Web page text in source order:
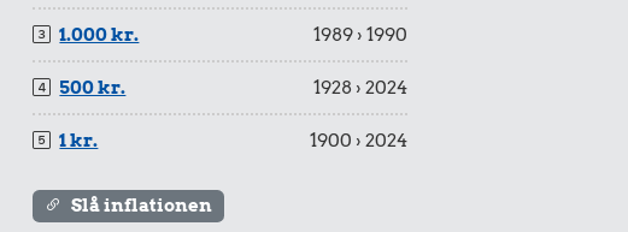
1.000 kr. 1989 › 1990
500 kr. 1928 › 2024
1 kr. 1900 › 2024
Slå inflationen